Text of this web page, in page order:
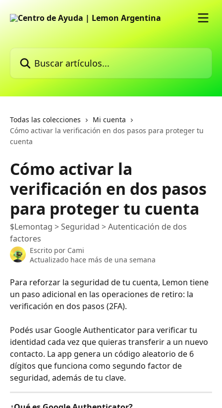
Todas las colecciones
Mi cuenta
Cómo activar la verificación en dos pasos para proteger tu
cuenta
Cómo activar la
verificación en dos pasos
para proteger tu cuenta
$Lemontag > Seguridad > Autenticación de dos
factores
Escrito por Cami
Actualizado hace más de una semana
Para reforzar la seguridad de tu cuenta, Lemon tiene
un paso adicional en las operaciones de retiro: la
verificación en dos pasos (2FA).
Podés usar Google Authenticator para verificar tu
identidad cada vez que quieras transferir a un nuevo
contacto. La app genera un código aleatorio de 6
dígitos que funciona como segundo factor de
seguridad, además de tu clave.